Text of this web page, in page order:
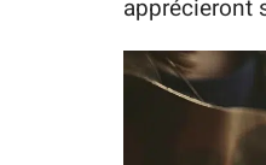
apprécieront